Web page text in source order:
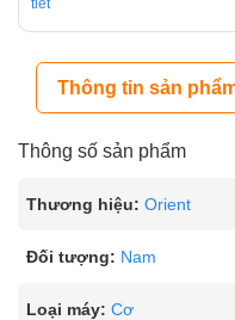
tiết
Thông tin sản
Thông số sản phẩm
Thương hiệu: Orient
Đối tượng: Nam
Loại máy: Cơ